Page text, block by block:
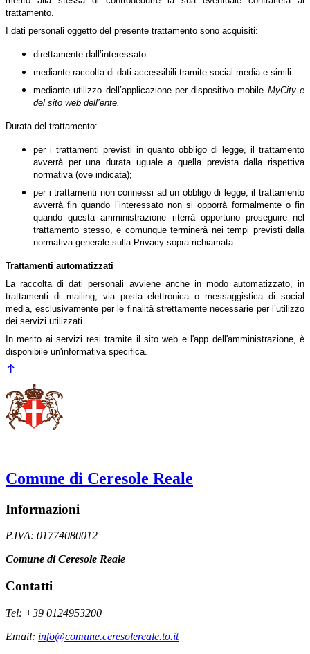
trattamento.
I dati personali oggetto del presente trattamento sono acquisiti:
direttamente dall’interessato
mediante raccolta di dati accessibili tramite social media e simili
mediante utilizzo dell’applicazione per dispositivo mobile MyCity e
del sito web dell’ente.
Durata del trattamento:
per i trattamenti previsti in quanto obbligo di legge, il trattamento
avverrà per una durata uguale a quella prevista dalla rispettiva
normativa (ove indicata);
per i trattamenti non connessi ad un obbligo di legge, il trattamento
avverrà fin quando l’interessato non si opporrà formalmente o fin
quando questa amministrazione riterrà opportuno proseguire nel
trattamento stesso, e comunque terminerà nei tempi previsti dalla
normativa generale sulla Privacy sopra richiamata.
Trattamenti automatizzati
La raccolta di dati personali avviene anche in modo automatizzato, in
trattamenti di mailing, via posta elettronica o messaggistica di social
media, esclusivamente per le finalità strettamente necessarie per l’utilizzo
dei servizi utilizzati.
In merito ai servizi resi tramite il sito web e l'app dell'amministrazione, è
disponibile un'informativa specifica.
Comune di Ceresole Reale
Informazioni
P.IVA: 01774080012
Comune di Ceresole Reale
Contatti
Tel: +39 0124953200
Email: info@comune.ceresolereale.to.it